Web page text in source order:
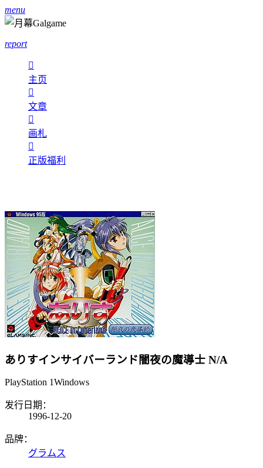
menu
report

主页

文章

画札

正版福利
ありすインサイバーランド闇夜の魔導士 N/A
PlayStation 1Windows
发行日期：
1996-12-20
品牌：
グラムス